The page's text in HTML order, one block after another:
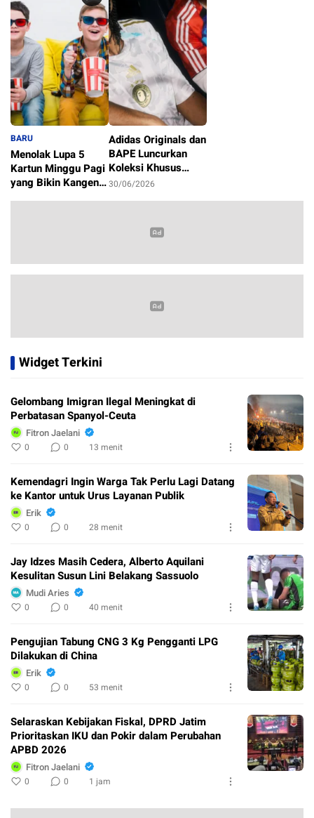
BARU
Menolak Lupa 5
Kartun Minggu Pagi
yang Bikin Kangen
1/07/2026
Adidas Originals dan
BAPE Luncurkan
Koleksi Khusus
Sambut Piala Dunia
30/06/2026
Widget Terkini
Gelombang Imigran Ilegal Meningkat di
Perbatasan Spanyol-Ceuta
Fitron Jaelani
0 0 13 menit
Kemendagri Ingin Warga Tak Perlu Lagi Datang
ke Kantor untuk Urus Layanan Publik
Erik
0 0 28 menit
Jay Idzes Masih Cedera, Alberto Aquilani
Kesulitan Susun Lini Belakang Sassuolo
Mudi Aries
0 0 40 menit
Pengujian Tabung CNG 3 Kg Pengganti LPG
Dilakukan di China
Erik
0 0 53 menit
Selaraskan Kebijakan Fiskal, DPRD Jatim
Prioritaskan IKU dan Pokir dalam Perubahan
APBD 2026
Fitron Jaelani
0 0 1 jam